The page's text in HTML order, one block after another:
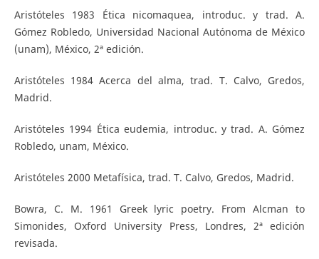
Aristóteles 1983 Ética nicomaquea, introduc. y trad. A.
Gómez Robledo, Universidad Nacional Autónoma de México
(unam), México, 2ª edición.
Aristóteles 1984 Acerca del alma, trad. T. Calvo, Gredos,
Madrid.
Aristóteles 1994 Ética eudemia, introduc. y trad. A. Gómez
Robledo, unam, México.
Aristóteles 2000 Metafísica, trad. T. Calvo, Gredos, Madrid.
Bowra, C. M. 1961 Greek lyric poetry. From Alcman to
Simonides, Oxford University Press, Londres, 2ª edición
revisada.